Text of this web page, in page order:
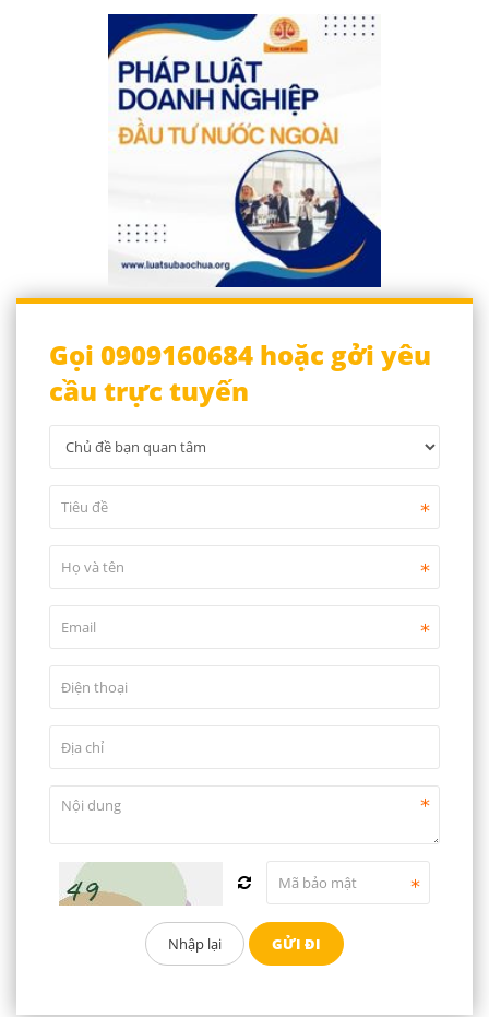
Gọi 0909160684 hoặc gởi yêu
cầu trực tuyến